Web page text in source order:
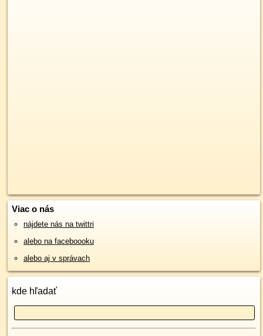
Viac o nás
nájdete nás na twittri
alebo na faceboooku
alebo aj v správach
kde hľadať